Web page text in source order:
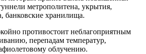
метрополитена, укрытия,
банковские хранилища.
противостоит неблагоприятным
перепадам температур,
облучению.